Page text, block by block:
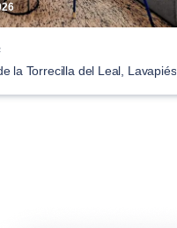
la Torrecilla del Leal, Lavapiés